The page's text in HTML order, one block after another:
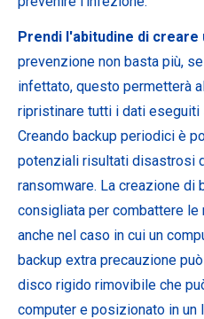
Prendi l'abitudine di creare
prevenzione non basta più,
infettato, questo permetterà
ripristinare tutti i dati eseguiti
Creando backup periodici è
potenziali risultati disastrosi
ransomware. La creazione di
consigliata per combattere le
anche nel caso in cui un
backup extra precauzione
disco rigido rimovibile che
computer e posizionato in un